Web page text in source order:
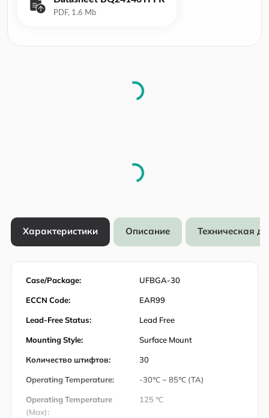
Характеристики Описание Техническая
Case/Package: UFBGA-30
ECCN Code: EAR99
Lead-Free Status: Lead Free
Mounting Style: Surface Mount
Количество штифтов: 30
Operating Temperature: -30℃ ~ 85℃ (TA)
Operating Temperature
(Max):
125 ℃